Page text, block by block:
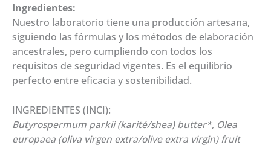
Ingredientes:
Nuestro laboratorio tiene una producción artesana,
siguiendo las fórmulas y los métodos de elaboración
ancestrales, pero cumpliendo con todos los
requisitos de seguridad vigentes. Es el equilibrio
perfecto entre eficacia y sostenibilidad.
INGREDIENTES (INCI):
Butyrospermum parkii (karité/shea) butter*, Olea
europaea (oliva virgen extra/olive extra virgin) fruit